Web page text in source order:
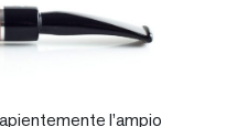
l’ampio